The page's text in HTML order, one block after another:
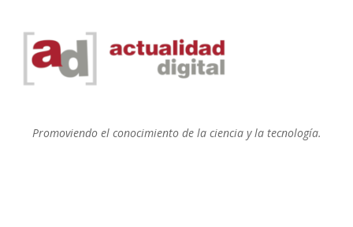
Promoviendo el conocimiento de la ciencia y la tecnología.